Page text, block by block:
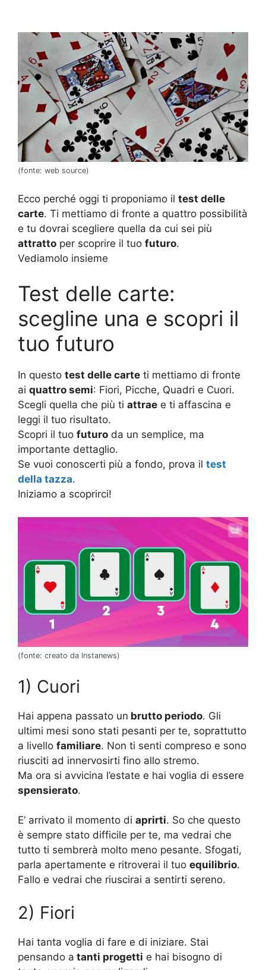
(fonte: web source)
Ecco perché oggi ti proponiamo il test delle
carte. Ti mettiamo di fronte a quattro possibilità
e tu dovrai scegliere quella da cui sei più
attratto per scoprire il tuo futuro.
Vediamolo insieme
Test delle carte:
scegline una e scopri il
tuo futuro
In questo test delle carte ti mettiamo di fronte
ai quattro semi: Fiori, Picche, Quadri e Cuori.
Scegli quella che più ti attrae e ti affascina e
leggi il tuo risultato.
Scopri il tuo futuro da un semplice, ma
importante dettaglio.
Se vuoi conoscerti più a fondo, prova il test
della tazza.
Iniziamo a scoprirci!
(fonte: creato da Instanews)
1) Cuori
Hai appena passato un brutto periodo. Gli
ultimi mesi sono stati pesanti per te, soprattutto
a livello familiare. Non ti senti compreso e sono
riusciti ad innervosirti fino allo stremo.
Ma ora si avvicina l’estate e hai voglia di essere
spensierato.
E’ arrivato il momento di aprirti. So che questo
è sempre stato difficile per te, ma vedrai che
tutto ti sembrerà molto meno pesante. Sfogati,
parla apertamente e ritroverai il tuo equilibrio.
Fallo e vedrai che riuscirai a sentirti sereno.
2) Fiori
Hai tanta voglia di fare e di iniziare. Stai
pensando a tanti progetti e hai bisogno di